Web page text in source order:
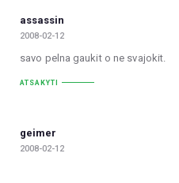
assassin
2008-02-12
savo pelna gaukit o ne svajokit.
ATSAKYTI
geimer
2008-02-12